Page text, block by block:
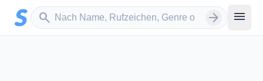
Zum Hauptinhalt springen
search
Sender suchen arrow_forward menu